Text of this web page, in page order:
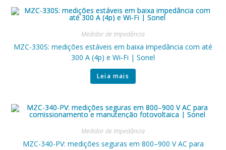
Medidor de Impedância
MZC-330S: medições estáveis em baixa impedância com até
300 A (4p) e Wi‑Fi | Sonel
Leia mais
Medidor de Impedância
MZC-340-PV: medições seguras em 800–900 V AC para